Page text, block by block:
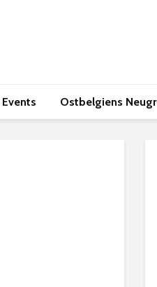
Events Ostbelgiens